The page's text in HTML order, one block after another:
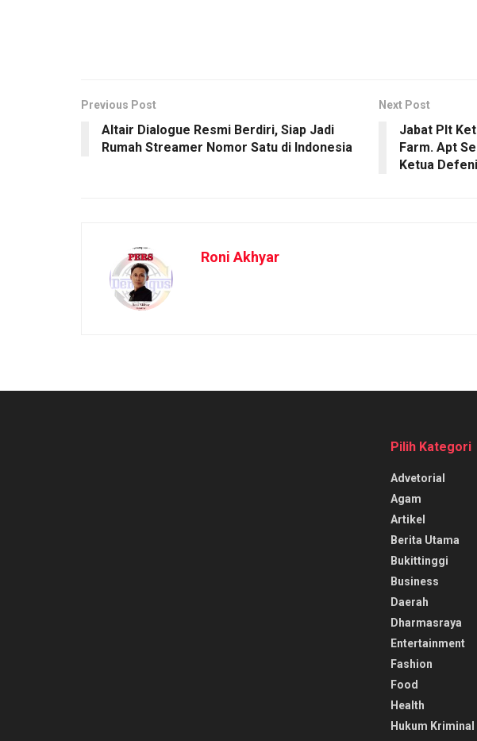
Previous Post
Altair Dialogue Resmi Berdiri, Siap Jadi
Rumah Streamer Nomor Satu di Indonesia
Next Post
Jabat Plt
Farm. Apt
Ketua
Roni Akhyar
Pilih Kategori
Advetorial
Agam
Artikel
Berita Utama
Bukittinggi
Business
Daerah
Dharmasraya
Entertainment
Fashion
Food
Health
Hukum Kriminal